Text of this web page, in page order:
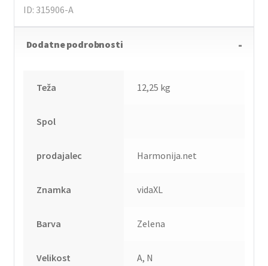
ID: 315906-A
Dodatne podrobnosti
Teža 12,25 kg
Spol
prodajalec Harmonija.net
Znamka vidaXL
Barva Zelena
Velikost A, N